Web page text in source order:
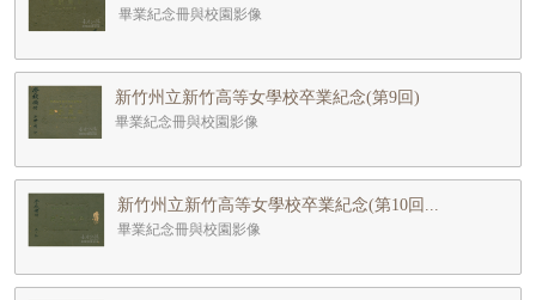
畢業紀念冊與校園影像
新竹州立新竹高等女學校卒業紀念(第9回)
畢業紀念冊與校園影像
新竹州立新竹高等女學校卒業紀念(第10回...
畢業紀念冊與校園影像